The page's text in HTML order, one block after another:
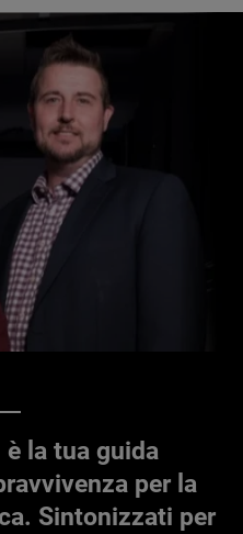
è la tua guida
per la
Sintonizzati per